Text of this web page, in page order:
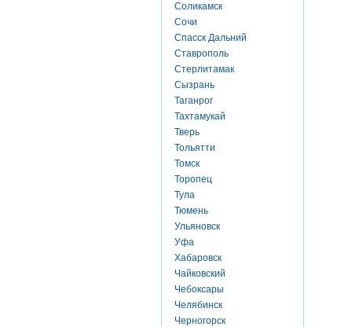
Соликамск
Сочи
Спасск Дальний
Ставрополь
Стерлитамак
Сызрань
Таганрог
Тахтамукай
Тверь
Тольятти
Томск
Торопец
Тула
Тюмень
Ульяновск
Уфа
Хабаровск
Чайковский
Чебоксары
Челябинск
Черногорск